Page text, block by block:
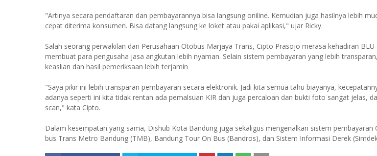
"Artinya secara pendaftaran dan pembayarannya bisa langsung oniline. Kemudian juga hasilnya lebih
cepat diterima konsumen. Bisa datang langsung ke loket atau pakai aplikasi," ujar Ricky.
Salah seorang perwakilan dari Perusahaan Otobus Marjaya Trans, Cipto Prasojo merasa kehadiran
membuat para pengusaha jasa angkutan lebih nyaman. Selain sistem pembayaran yang lebih
keaslian dan hasil pemeriksaan lebih terjamin
"Saya pikir ini lebih transparan pembayaran secara elektronik. Jadi kita semua tahu biayanya,
adanya seperti ini kita tidak rentan ada pemalsuan KIR dan juga percaloan dan bukti foto sangat jelas,
scan," kata Cipto.
Dalam kesempatan yang sama, Dishub Kota Bandung juga sekaligus mengenalkan sistem pembayaran
bus Trans Metro Bandung (TMB), Bandung Tour On Bus (Bandros), dan Sistem Informasi Derek